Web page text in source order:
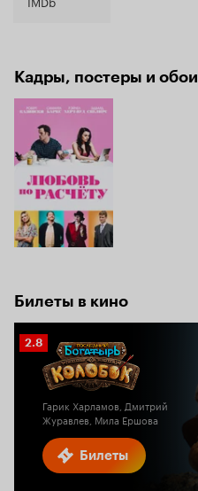
Кадры, постеры и обои
Билеты в кино
Билеты
Рейтинг
Кинопоиска
2.8
Гарик Харламов, Дмитрий
Журавлев, Мила Ершова